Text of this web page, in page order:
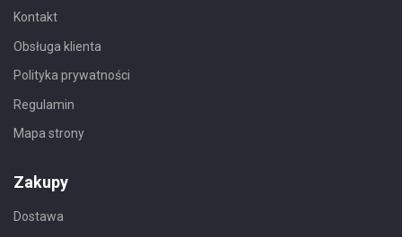
Kontakt
Obsługa klienta
Polityka prywatności
Regulamin
Mapa strony
Zakupy
Dostawa